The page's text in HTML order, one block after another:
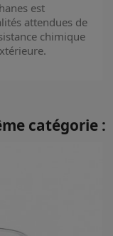
est
attendues de
chimique
catégorie :